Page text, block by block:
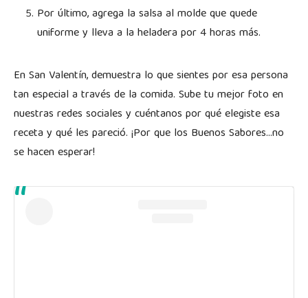
Por último, agrega la salsa al molde que quede
uniforme y lleva a la heladera por 4 horas más.
En San Valentín, demuestra lo que sientes por esa persona
tan especial a través de la comida. Sube tu mejor foto en
nuestras redes sociales y cuéntanos por qué elegiste esa
receta y qué les pareció. ¡Por que los Buenos Sabores…no
se hacen esperar!